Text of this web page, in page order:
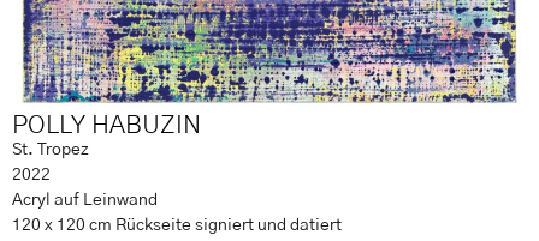
POLLY HABUZIN
St. Tropez
2022
Acryl auf Leinwand
120 x 120 cm Rückseite signiert und datiert